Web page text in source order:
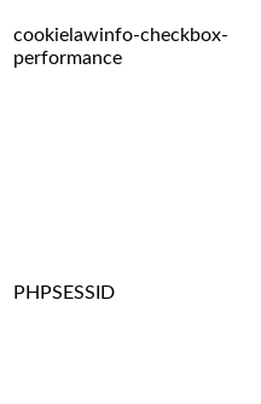
cookielawinfo-checkbox-
performance
PHPSESSID